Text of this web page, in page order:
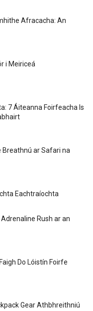
Afracacha: An
i Meiriceá
7 Áiteanna Foirfeacha Is
Breathnú ar Safari na
Eachtraíochta
Rush ar an
Do Lóistín Foirfe
Gear Athbhreithniú